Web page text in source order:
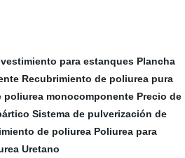
para estanques Plancha
Recubrimiento de poliurea pura
poliurea monocomponente Precio de
Sistema de pulverización de
de poliurea Poliurea para
Uretano